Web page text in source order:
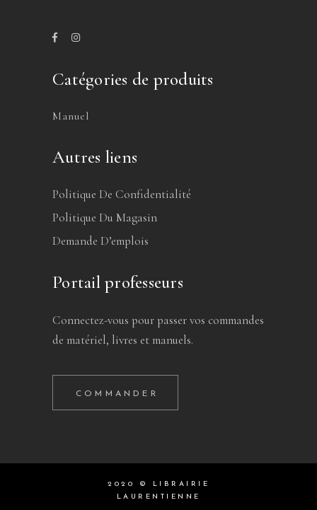
Catégories de produits
Manuel
Autres liens
Politique De Confidentialité
Politique Du Magasin
Demande D’emplois
Portail professeurs
Connectez-vous pour passer vos commandes
de matériel, livres et manuels.
COMMANDER
2020 © LIBRAIRIE
LAURENTIENNE